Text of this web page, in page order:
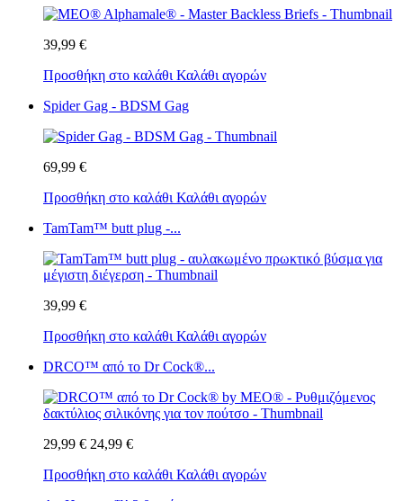
39,99 €
Προσθήκη στο καλάθι Καλάθι αγορών
Spider Gag - BDSM Gag
69,99 €
Προσθήκη στο καλάθι Καλάθι αγορών
TamTam™ butt plug -...
39,99 €
Προσθήκη στο καλάθι Καλάθι αγορών
DRCO™ από το Dr Cock®...
29,99 € 24,99 €
Προσθήκη στο καλάθι Καλάθι αγορών